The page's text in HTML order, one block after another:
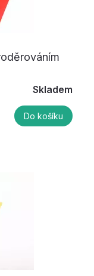
Skladem
Do košíku